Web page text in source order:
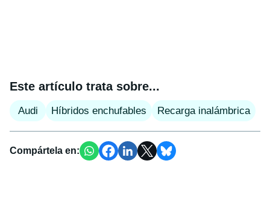
Este artículo trata sobre...
Audi Híbridos enchufables Recarga inalámbrica
Compártela en: